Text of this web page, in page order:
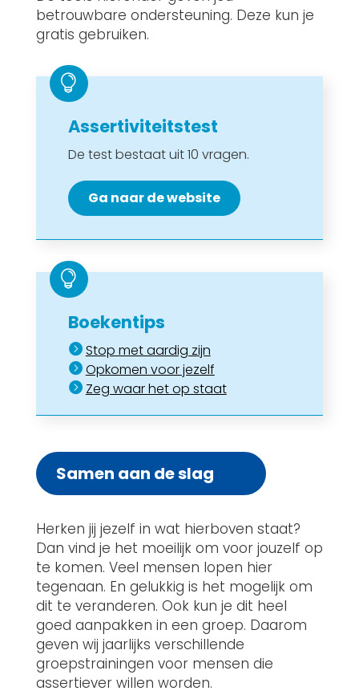
betrouwbare ondersteuning. Deze kun je
gratis gebruiken.

Assertiviteitstest
De test bestaat uit 10 vragen.
Ga naar de website

Boekentips
 Stop met aardig zijn
 Opkomen voor jezelf
 Zeg waar het op staat
Samen aan de slag
Herken jij jezelf in wat hierboven staat?
Dan vind je het moeilijk om voor jouzelf op
te komen. Veel mensen lopen hier
tegenaan. En gelukkig is het mogelijk om
dit te veranderen. Ook kun je dit heel
goed aanpakken in een groep. Daarom
geven wij jaarlijks verschillende
groepstrainingen voor mensen die
assertiever willen worden.